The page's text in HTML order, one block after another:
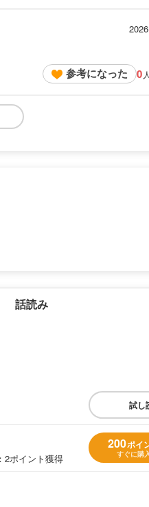
参考になった 0 人
話読み
試し
：2ポイント獲得
200ポイ
すぐに購